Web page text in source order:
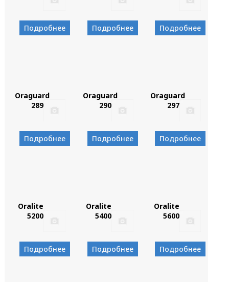
Подробнее Подробнее Подробнее
Oraguard
289
Подробнее
Oraguard
290
Подробнее
Oraguard
297
Подробнее
Oralite
5200
Подробнее
Oralite
5400
Подробнее
Oralite
5600
Подробнее